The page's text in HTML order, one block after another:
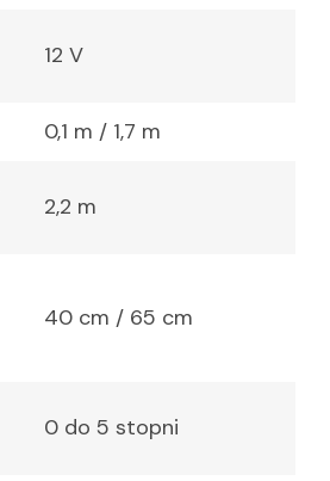
12 V
0,1 m / 1,7 m
2,2 m
40 cm / 65 cm
0 do 5 stopni